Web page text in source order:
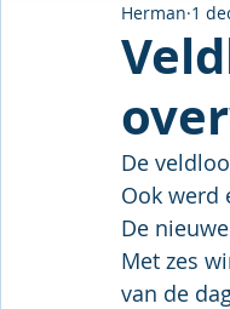
Herman 1
De
Ook werd
De
Met zes
van de